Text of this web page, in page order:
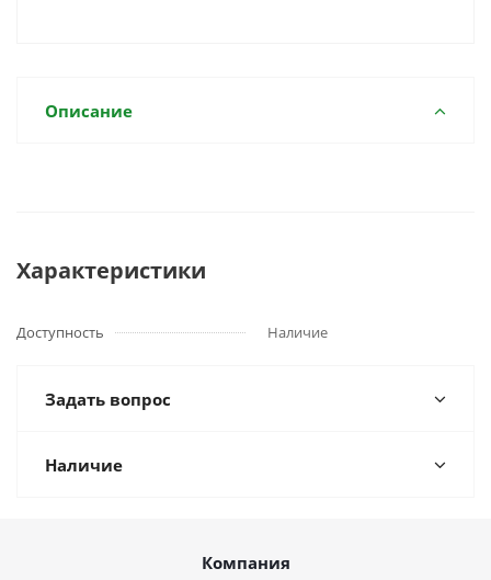
Описание
Характеристики
Доступность Наличие
Задать вопрос
Наличие
Компания